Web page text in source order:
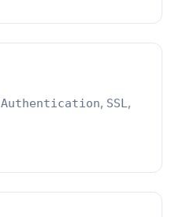
Authentication, SSL,